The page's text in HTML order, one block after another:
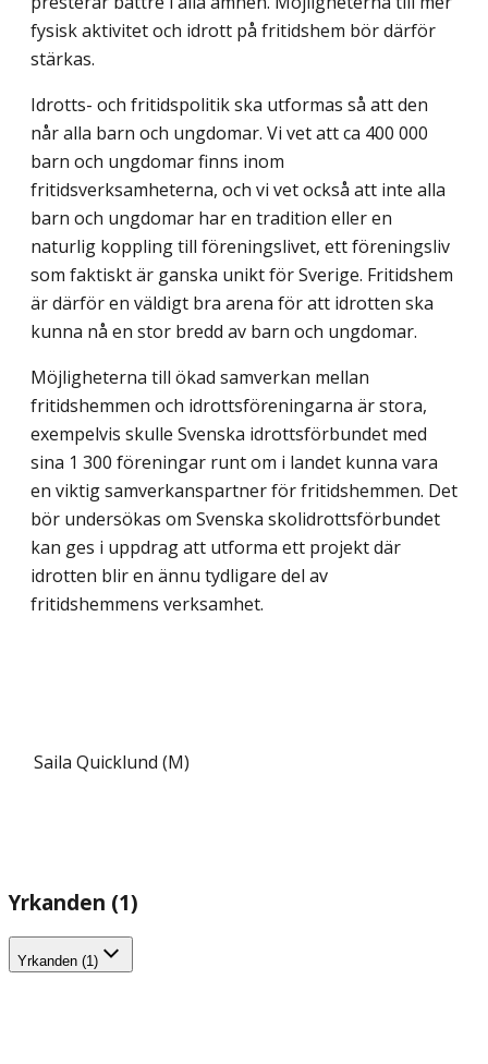
fysisk aktivitet och idrott på fritidshem bör därför
stärkas.
Idrotts- och fritidspolitik ska utformas så att den
når alla barn och ungdomar. Vi vet att ca 400 000
barn och ungdomar finns inom
fritidsverksamheterna, och vi vet också att inte alla
barn och ungdomar har en tradition eller en
naturlig koppling till förenings­livet, ett föreningsliv
som faktiskt är ganska unikt för Sverige. Fritidshem
är därför en väldigt bra arena för att idrotten ska
kunna nå en stor bredd av barn och ungdomar.
Möjligheterna till ökad samverkan mellan
fritidshemmen och idrottsföreningarna är stora,
exempelvis skulle Svenska idrottsförbundet med
sina 1 300 föreningar runt om i landet kunna vara
en viktig samverkanspartner för fritidshemmen. Det
bör undersökas om Svenska skolidrottsförbundet
kan ges i uppdrag att utforma ett projekt där
idrotten blir en ännu tydligare del av
fritidshemmens verksamhet.
Saila Quicklund (M)
Yrkanden (1)
Yrkanden (1)